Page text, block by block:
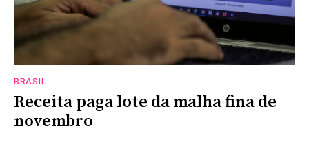
BRASIL
Receita paga lote da malha fina de
novembro